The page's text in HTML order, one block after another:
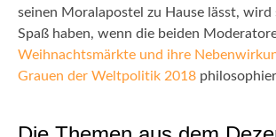
seinen Moralapostel zu Hause lässt, wird
Spaß haben, wenn die beiden
Weihnachtsmärkte und ihre
Grauen der Weltpolitik 2018